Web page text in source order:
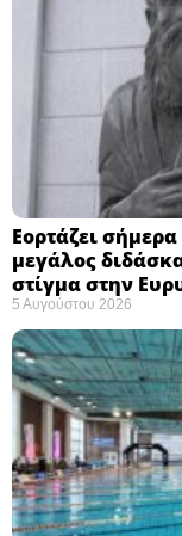
Εορτάζει
μεγάλος
στίγμα στην
5 Αυγούστου 2026